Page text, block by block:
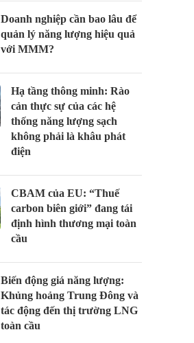
Doanh nghiệp cần bao lâu để
quản lý năng lượng hiệu quả
với MMM?
Hạ tầng thông minh: Rào
cản thực sự của các hệ
thống năng lượng sạch
không phải là khâu phát
điện
CBAM của EU: “Thuế
carbon biên giới” đang tái
định hình thương mại toàn
cầu
Biến động giá năng lượng:
Khủng hoảng Trung Đông và
tác động đến thị trường LNG
toàn cầu